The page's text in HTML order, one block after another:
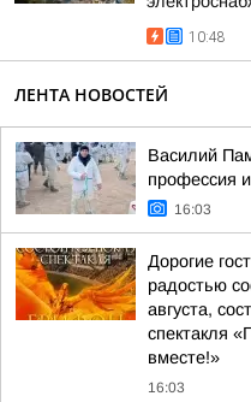
10:48
ЛЕНТА НОВОСТЕЙ
Василий
профессия
16:03
Дорогие
радостью
августа,
спектакля
вместе!»
16:03